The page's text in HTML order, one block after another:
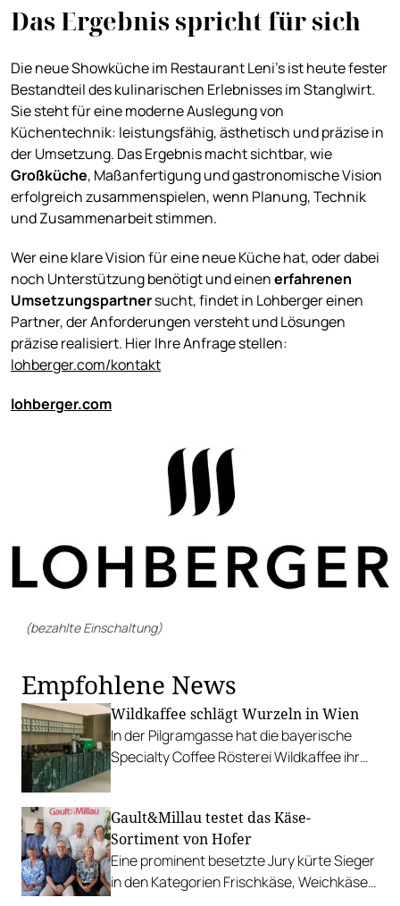
Das Ergebnis spricht für sich
Die neue Showküche im Restaurant Leni’s ist heute fester
Bestandteil des kulinarischen Erlebnisses im Stanglwirt.
Sie steht für eine moderne Auslegung von
Küchentechnik: leistungsfähig, ästhetisch und präzise in
der Umsetzung. Das Ergebnis macht sichtbar, wie
Großküche, Maßanfertigung und gastronomische Vision
erfolgreich zusammenspielen, wenn Planung, Technik
und Zusammenarbeit stimmen.
Wer eine klare Vision für eine neue Küche hat, oder dabei
noch Unterstützung benötigt und einenerfahrenen
Umsetzungspartnersucht, findet in Lohberger einen
Partner, der Anforderungen versteht und Lösungen
präzise realisiert. Hier Ihre Anfrage stellen:
lohberger.com/kontakt
lohberger.com
(bezahlte Einschaltung)
Empfohlene News
Wildkaffee schlägt Wurzeln in Wien
In der Pilgramgasse hat die bayerische
Specialty Coffee Rösterei Wildkaffee ihr
Gault&Millau testet das Käse-
Sortiment von Hofer
Eine prominent besetzte Jury kürte Sieger
in den Kategorien Frischkäse, Weichkäse